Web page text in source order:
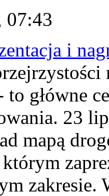
07:43
i
główne
23
mapą
zakresie.